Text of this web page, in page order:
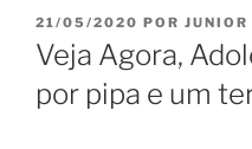
PUBLICADO
EM
21/05/2020 POR JUNIOR
Veja Agora,
por pipa e um